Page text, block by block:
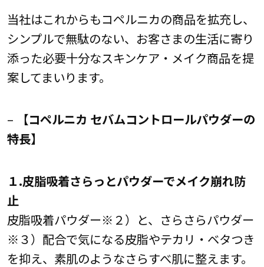
当社はこれからもコペルニカの商品を拡充し、
シンプルで無駄のない、お客さまの生活に寄り
添った必要十分なスキンケア・メイク商品を提
案してまいります。
–
【コペルニカ セバムコントロールパウダーの
特長】
１.皮脂吸着さらっとパウダーでメイク崩れ防
止
皮脂吸着パウダー※２）と、さらさらパウダー
※３）配合で気になる皮脂やテカリ・ベタつき
を抑え、素肌のようなさらすべ肌に整えます。